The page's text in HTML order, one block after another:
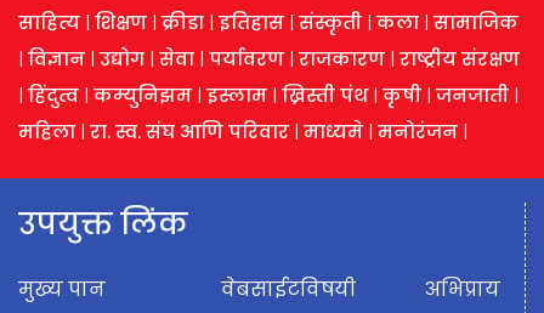
साहित्य | शिक्षण | क्रीडा | इतिहास | संस्कृती | कला | सामाजिक
| विज्ञान | उद्योग | सेवा | पर्यावरण | राजकारण | राष्ट्रीय संरक्षण
| हिंदुत्व | कम्युनिझम | इस्लाम | ख्रिस्ती पंथ| कृषी | जनजाती |
महिला | रा. स्व. संघ आणि परिवार | माध्यमे | मनोरंजन |
उपयुक्त लिंक
मुख्य पान
वेबसाईटविषयी
अभिप्राय